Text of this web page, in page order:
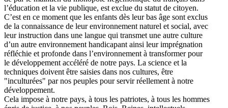
l’éducation et la vie publique, est exclue du statut de citoyen.
C’est en ce moment que les enfants dès leur bas âge sont exclus
de la connaissance de leur environnement naturel et social, avec
leur instruction dans une langue qui transmet une autre culture
d’un autre environnement handicapant ainsi leur imprégnation
réfléchie et profonde dans l’environnement à transformer pour
le développement accéléré de notre pays. La science et la
techniques doivent être saisies dans nos cultures, être
"inculturées" par nos peuples pour servir réellement à notre
développement.
Cela impose à notre pays, à tous les patriotes, à tous les hommes